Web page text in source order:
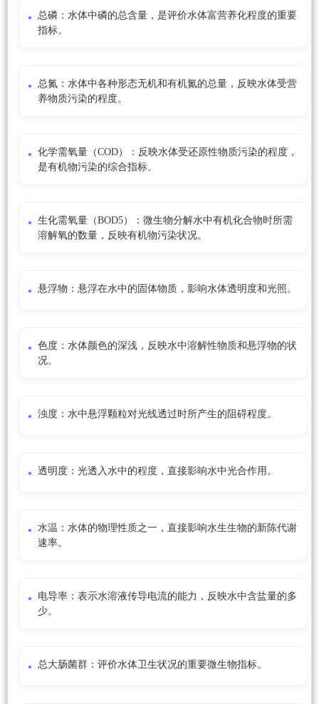
总磷：水体中磷的总含量，是评价水体富营养化程度的重要
指标。
总氮：水体中各种形态无机和有机氮的总量，反映水体受营
养物质污染的程度。
化学需氧量（COD）：反映水体受还原性物质污染的程度，
是有机物污染的综合指标。
生化需氧量（BOD5）：微生物分解水中有机化合物时所需
溶解氧的数量，反映有机物污染状况。
悬浮物：悬浮在水中的固体物质，影响水体透明度和光照。
色度：水体颜色的深浅，反映水中溶解性物质和悬浮物的状
况。
浊度：水中悬浮颗粒对光线透过时所产生的阻碍程度。
透明度：光透入水中的程度，直接影响水中光合作用。
水温：水体的物理性质之一，直接影响水生生物的新陈代谢
速率。
电导率：表示水溶液传导电流的能力，反映水中含盐量的多
少。
总大肠菌群：评价水体卫生状况的重要微生物指标。